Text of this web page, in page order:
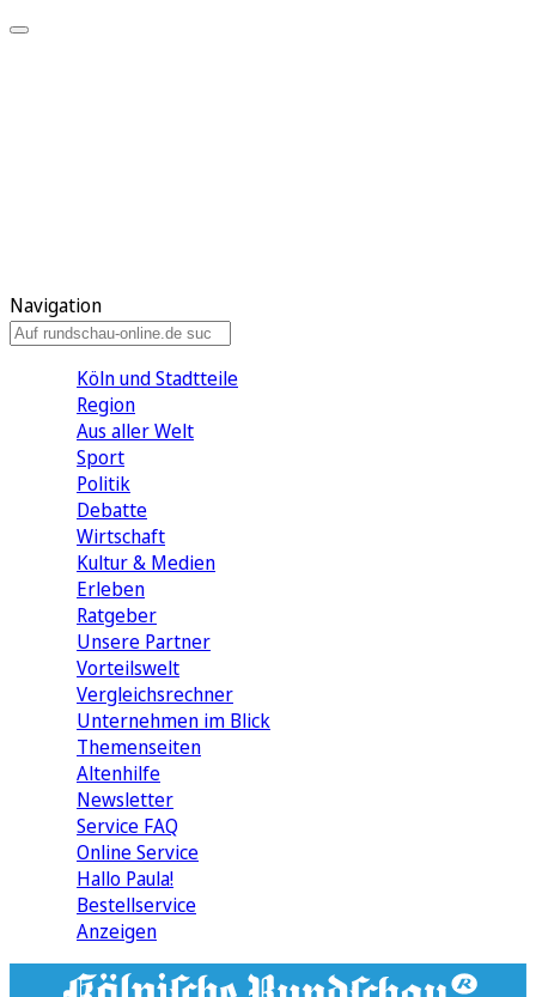
Navigation
Köln und Stadtteile
Region
Aus aller Welt
Sport
Politik
Debatte
Wirtschaft
Kultur & Medien
Erleben
Ratgeber
Unsere Partner
Vorteilswelt
Vergleichsrechner
Unternehmen im Blick
Themenseiten
Altenhilfe
Newsletter
Service FAQ
Online Service
Hallo Paula!
Bestellservice
Anzeigen